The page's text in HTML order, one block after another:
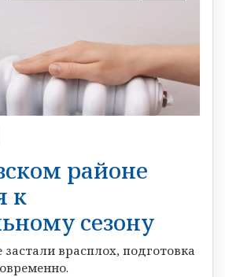
районе
к
сезону
врасплох, подготовка